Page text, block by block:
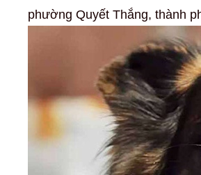
phường Quyết Thắng, thành